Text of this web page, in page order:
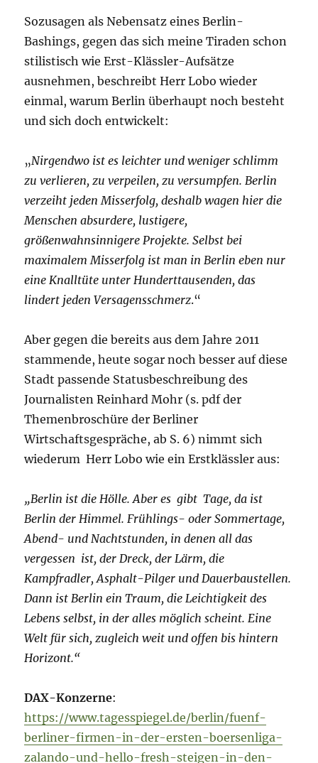
Sozusagen als Nebensatz eines Berlin-
Bashings, gegen das sich meine Tiraden schon
stilistisch wie Erst-Klässler-Aufsätze
ausnehmen, beschreibt Herr Lobo wieder
einmal, warum Berlin überhaupt noch besteht
und sich doch entwickelt:
„Nirgendwo ist es leichter und weniger schlimm
zu verlieren, zu verpeilen, zu versumpfen. Berlin
verzeiht jeden Misserfolg, deshalb wagen hier die
Menschen absurdere, lustigere,
größenwahnsinnigere Projekte. Selbst bei
maximalem Misserfolg ist man in Berlin eben nur
eine Knalltüte unter Hunderttausenden, das
lindert jeden Versagensschmerz.“
Aber gegen die bereits aus dem Jahre 2011
stammende, heute sogar noch besser auf diese
Stadt passende Statusbeschreibung des
Journalisten Reinhard Mohr (s. pdf der
Themenbroschüre der Berliner
Wirtschaftsgespräche, ab S. 6) nimmt sich
wiederum Herr Lobo wie ein Erstklässler aus:
„Berlin ist die Hölle. Aber es gibt Tage, da ist
Berlin der Himmel. Frühlings- oder Sommertage,
Abend- und Nachtstunden, in denen all das
vergessen ist, der Dreck, der Lärm, die
Kampfradler, Asphalt-Pilger und Dauerbaustellen.
Dann ist Berlin ein Traum, die Leichtigkeit des
Lebens selbst, in der alles möglich scheint. Eine
Welt für sich, zugleich weit und offen bis hintern
Horizont.“
DAX-Konzerne:
https://www.tagesspiegel.de/berlin/fuenf-
berliner-firmen-in-der-ersten-boersenliga-
zalando-und-hello-fresh-steigen-in-den-